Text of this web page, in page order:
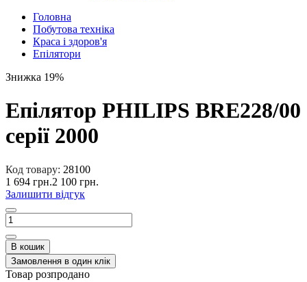
Головна
Побутова техніка
Краса і здоров'я
Епілятори
Знижка 19%
Епілятор PHILIPS BRE228/00
серії 2000
Код товару: 28100
1 694 грн.2 100 грн.
Залишити відгук
В кошик
Замовлення в один клік
Товар розпродано